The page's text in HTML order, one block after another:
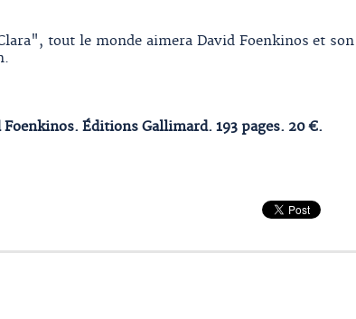
tout le monde aimera David Foenkinos et son
Éditions Gallimard. 193 pages. 20 €.